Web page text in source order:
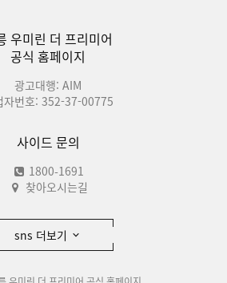
우미린 더 프리미어
공식 홈페이지
광고대행: AIM
자번호: 352-37-00775
사이드 문의
1800-1691
찾아오시는길
sns 더보기